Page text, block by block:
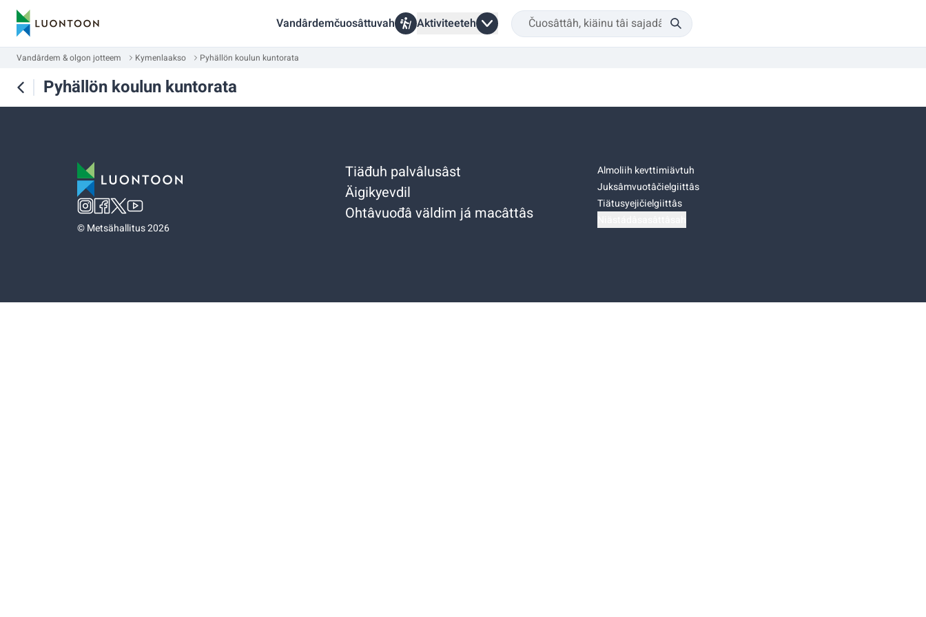
Vandârdemčuosâttuvah Aktiviteeteh
Vandârdem & olgon jotteem Kymenlaakso Pyhällön koulun kuntorata
Pyhällön koulun kuntorata
©Metsähallitus 2026
Tiäđuh palvâlusâst
Äigikyevdil
Ohtâvuođâ väldim já macâttâs
Almoliih kevttimiävtuh
Juksâmvuotâčielgiittâs
Tiätusyejičielgiittâs